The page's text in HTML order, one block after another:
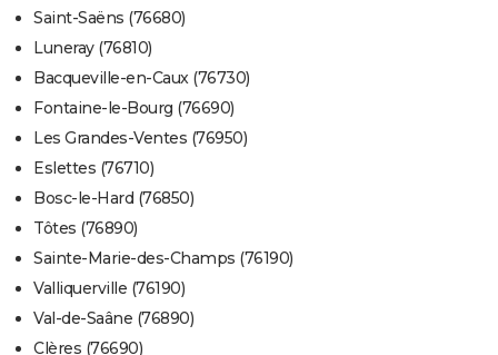
Saint-Saëns (76680)
Luneray (76810)
Bacqueville-en-Caux (76730)
Fontaine-le-Bourg (76690)
Les Grandes-Ventes (76950)
Eslettes (76710)
Bosc-le-Hard (76850)
Tôtes (76890)
Sainte-Marie-des-Champs (76190)
Valliquerville (76190)
Val-de-Saâne (76890)
Clères (76690)